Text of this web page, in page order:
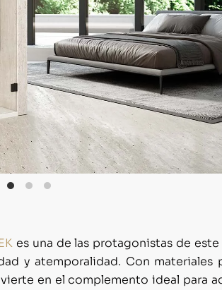
es una de las protagonistas de
y atemporalidad. Con materiales
en el complemento ideal para